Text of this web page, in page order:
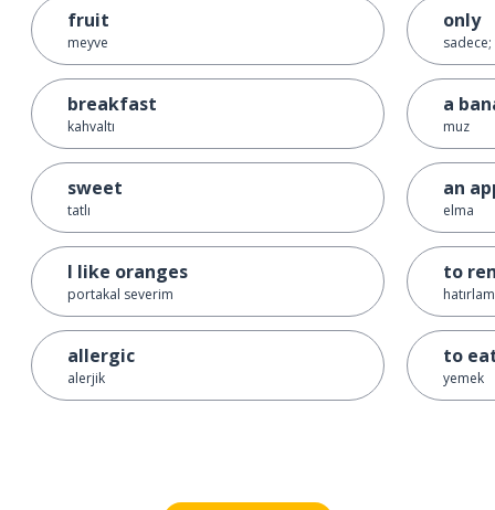
fruit
meyve
breakfast
kahvaltı
sweet
tatlı
I like oranges
portakal severim
allergic
alerjik
only
a
muz
an
elma
to
to
yemek